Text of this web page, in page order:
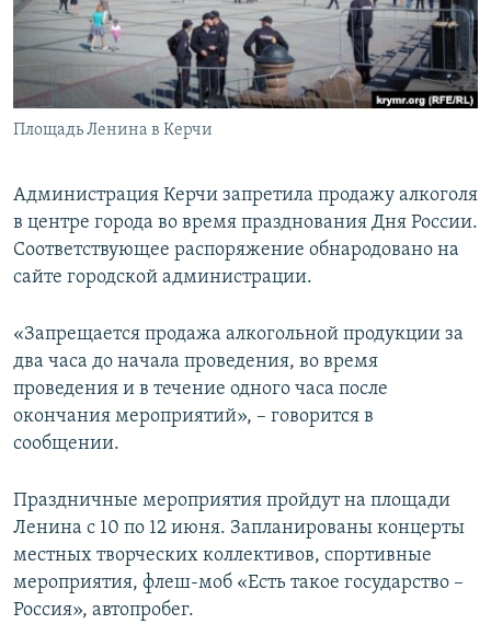
ПОБЕДИТЕЛЕЙ НЕ СУДЯТ?
КРЫМ.НЕПОКОРЕННЫЙ
УКРАИНСКАЯ ПРОБЛЕМА КРЫМА
ПРИСОЕДИНЯЙТЕСЬ!
Площадь Ленина в Керчи
Администрация Керчи запретила продажу алкоголя
в центре города во время празднования Дня России.
Соответствующее распоряжение обнародовано на
сайте городской администрации.
«Запрещается продажа алкогольной продукции за
два часа до начала проведения, во время
проведения и в течение одного часа после
окончания мероприятий», – говорится в
сообщении.
Праздничные мероприятия пройдут на площади
Ленина с 10 по 12 июня. Запланированы концерты
местных творческих коллективов, спортивные
мероприятия, флеш-моб «Есть такое государство –
Россия», автопробег.